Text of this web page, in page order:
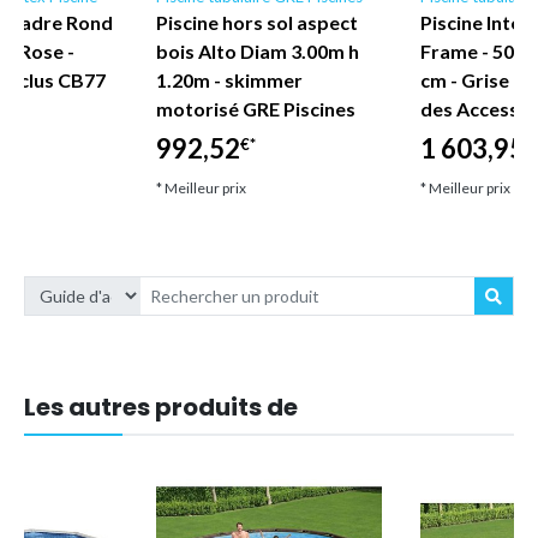
Cadre Rond
- Rose -
CB77
Piscine hors sol aspect
bois Alto Diam 3.00m h
1.20m - skimmer
motorisé GRE Piscines
992,52€*
* Meilleur prix
Piscine
Frame - 503
cm - Grise -
des
1 603,95
* Meilleur prix
Les autres produits de